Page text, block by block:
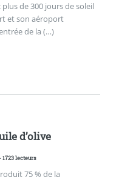
plus de 300 jours de soleil
et son aéroport
de la (…)
d’olive
1723 lecteurs
75 % de la